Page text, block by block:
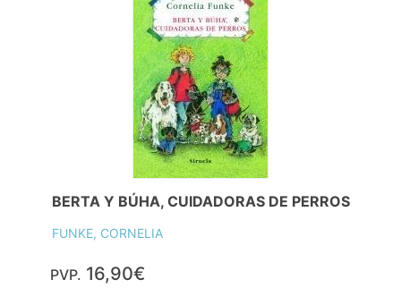
BERTA Y BÚHA, CUIDADORAS DE PERROS
FUNKE, CORNELIA
PVP. 16,90€